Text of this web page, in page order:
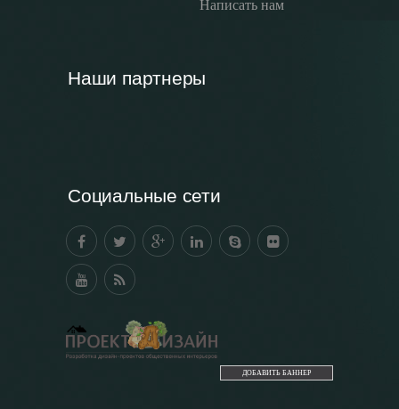
Написать нам
Наши партнеры
Социальные сети
ДОБАВИТЬ БАННЕР